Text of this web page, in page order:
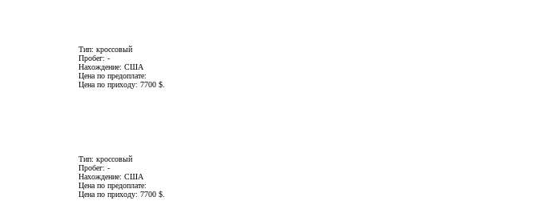
Тип: кроссовый
Пробег: -
Нахождение: США
Цена по предоплате:
Цена по приходу: 7700 $.
Тип: кроссовый
Пробег: -
Нахождение: США
Цена по предоплате:
Цена по приходу: 7700 $.